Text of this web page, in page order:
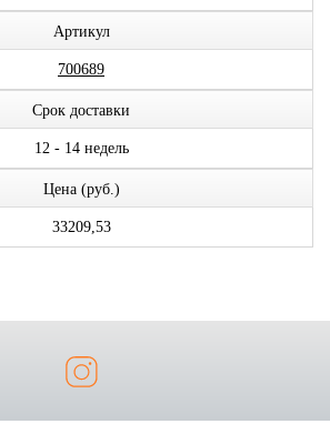
Артикул
700689
Срок доставки
12 - 14 недель
Цена (руб.)
33209,53